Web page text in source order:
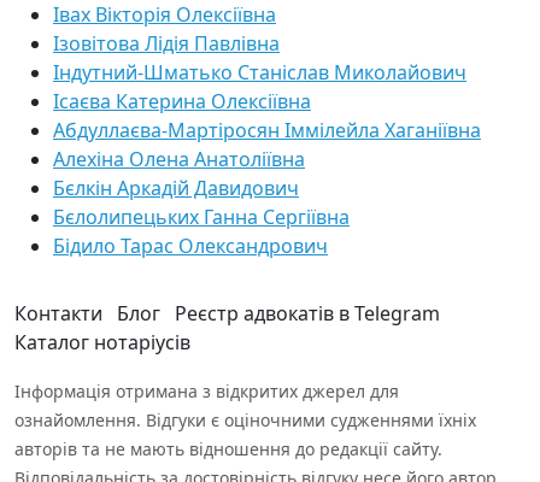
Івах Вікторія Олексіївна
Ізовітова Лідія Павлівна
Індутний-Шматько Станіслав Миколайович
Ісаєва Катерина Олексіївна
Абдуллаєва-Мартіросян Іммілейла Хаганіївна
Алехіна Олена Анатоліївна
Бєлкін Аркадій Давидович
Бєлолипецьких Ганна Сергіївна
Бідило Тарас Олександрович
Контакти Блог Реєстр адвокатів в Telegram
Каталог нотаріусів
Інформація отримана з відкритих джерел для
ознайомлення. Відгуки є оціночними судженнями їхніх
авторів та не мають відношення до редакції сайту.